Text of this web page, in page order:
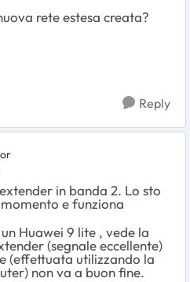
rete estesa creata?
Reply
in banda 2. Lo sto
e funziona
Huawei 9 lite , vede la
(segnale eccellente)
(effettuata utilizzando la
non va a buon fine.